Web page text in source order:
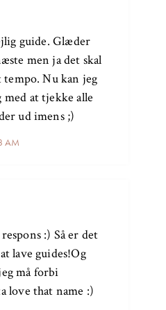
AM
guide. Glæder
men ja det skal
Nu kan jeg
at tjekke alle
ud imens ;)
:) Så er det
lave guides!Og
må forbi
love that name :)